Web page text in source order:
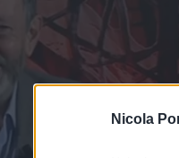
Nicola